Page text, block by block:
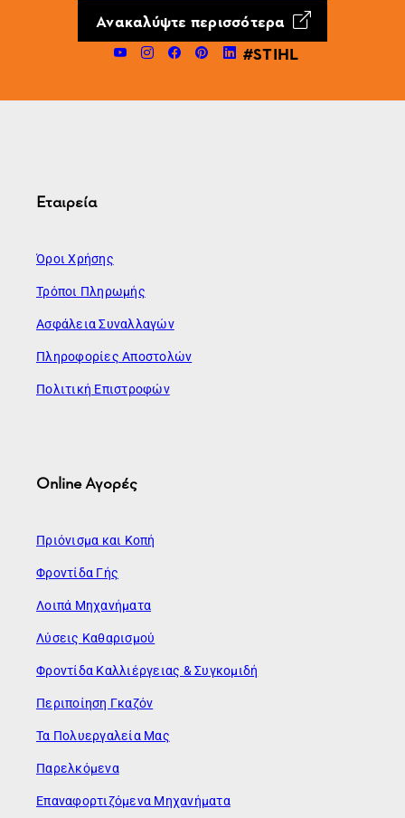
Ανακαλύψτε περισσότερα
#STIHL
Εταιρεία
Όροι Χρήσης
Τρόποι Πληρωμής
Ασφάλεια Συναλλαγών
Πληροφορίες Αποστολών
Πολιτική Επιστροφών
Online Αγορές
Πριόνισμα και Κοπή
Φροντίδα Γής
Λοιπά Μηχανήματα
Λύσεις Καθαρισμού
Φροντίδα Καλλιέργειας & Συγκομιδή
Περιποίηση Γκαζόν
Τα Πολυεργαλεία Μας
Παρελκόμενα
Επαναφορτιζόμενα Μηχανήματα